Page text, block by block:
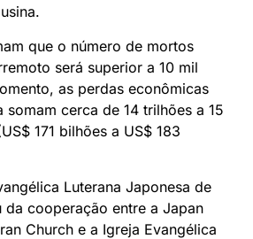
que o número de mortos
será superior a 10 mil
as perdas econômicas
somam cerca de 14 trilhões a 15
171 bilhões a US$ 183
Luterana Japonesa de
da cooperação entre a Japan
Church e a Igreja Evangélica